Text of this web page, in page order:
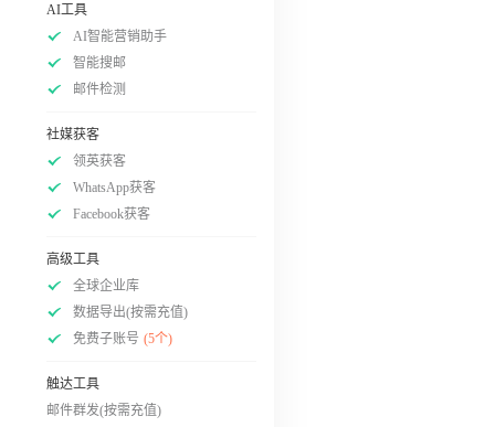
AI工具
AI智能营销助手
智能搜邮
邮件检测
社媒获客
领英获客
WhatsApp获客
Facebook获客
高级工具
全球企业库
数据导出(按需充值)
免费子账号 (5个)
触达工具
邮件群发(按需充值)